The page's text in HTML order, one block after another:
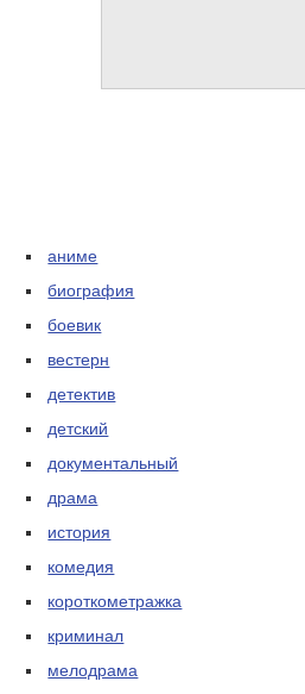
аниме
биография
боевик
вестерн
детектив
детский
документальный
драма
история
комедия
короткометражка
криминал
мелодрама